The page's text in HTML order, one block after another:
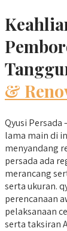
&
Qyusi
lama main di
menyandang
persada ada
merancang
serta ukuran.
perencanaan
pelaksanaan
serta taksiran